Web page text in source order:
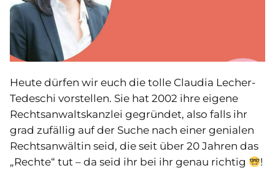
Heute dürfen wir euch die tolle Claudia Lecher-
Tedeschi vorstellen. Sie hat 2002 ihre eigene
Rechtsanwaltskanzlei gegründet, also falls ihr
grad zufällig auf der Suche nach einer genialen
Rechtsanwältin seid, die seit über 20 Jahren das
„Rechte“ tut – da seid ihr bei ihr genau richtig
!